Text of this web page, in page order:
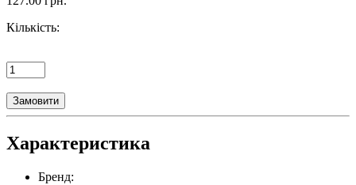
Кількість:
Замовити
Характеристика
Бренд: